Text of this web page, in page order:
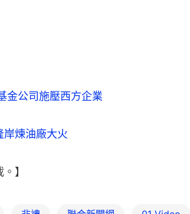
金公司施壓西方企業
岸煉油廠大火
】